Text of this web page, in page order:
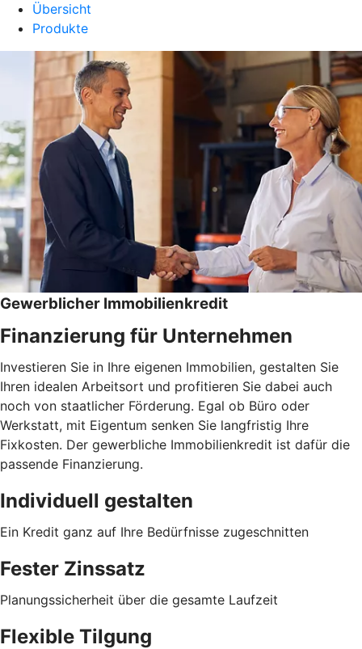
Übersicht
Produkte
Gewerblicher Immobilienkredit
Finanzierung für Unternehmen
Investieren Sie in Ihre eigenen Immobilien, gestalten Sie
Ihren idealen Arbeitsort und profitieren Sie dabei auch
noch von staatlicher Förderung. Egal ob Büro oder
Werkstatt, mit Eigentum senken Sie langfristig Ihre
Fixkosten. Der gewerbliche Immobilienkredit ist dafür die
passende Finanzierung.
Individuell gestalten
Ein Kredit ganz auf Ihre Bedürfnisse zugeschnitten
Fester Zinssatz
Planungssicherheit über die gesamte Laufzeit
Flexible Tilgung